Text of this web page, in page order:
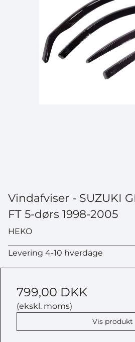
Vindafviser - SUZUKI
FT 5-dørs 1998-2005
HEKO
Levering 4-10 hverdage
799,00 DKK
(ekskl. moms)
Vis produkt
til dato –værdi
DELTAG I
*Når du tilmelder dig